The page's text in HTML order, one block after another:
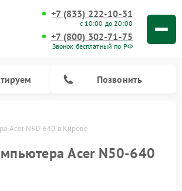
+7 (833) 222-10-31
с 10:00 до 20:00
+7 (800) 302-71-75
Звонок бесплатный по РФ
Позвонить
Acer N50-640 в Кирове
Acer N50-640